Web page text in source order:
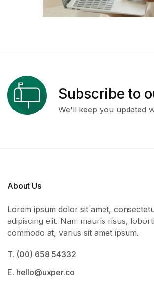
Subscribe to
We'll keep you updated
About Us
Lorem ipsum dolor sit amet,
adipiscing elit. Nam mauris risus,
commodo at, varius sit amet ipsum.
T. (00) 658 54332
E. hello@uxper.co